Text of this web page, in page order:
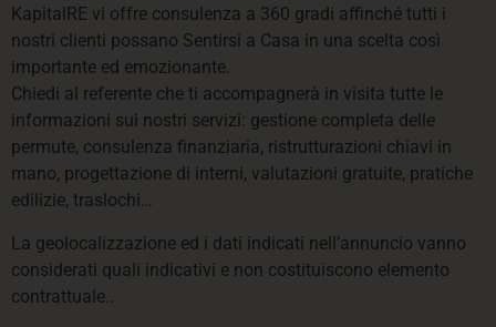
KapitalRE vi offre consulenza a 360 gradi affinché tutti i
nostri clienti possano Sentirsi a Casa in una scelta così
importante ed emozionante.
Chiedi al referente che ti accompagnerà in visita tutte le
informazioni sui nostri servizi: gestione completa delle
permute, consulenza finanziaria, ristrutturazioni chiavi in
mano, progettazione di interni, valutazioni gratuite, pratiche
edilizie, traslochi…
La geolocalizzazione ed i dati indicati nell’annuncio vanno
considerati quali indicativi e non costituiscono elemento
contrattuale..